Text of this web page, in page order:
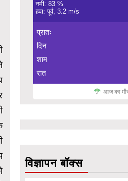
नमी: 83 %
हवा: पूर्व, 3.2 m/s
प्रातः
दिन
शाम
रात
आज का
विज्ञापन बॉक्स